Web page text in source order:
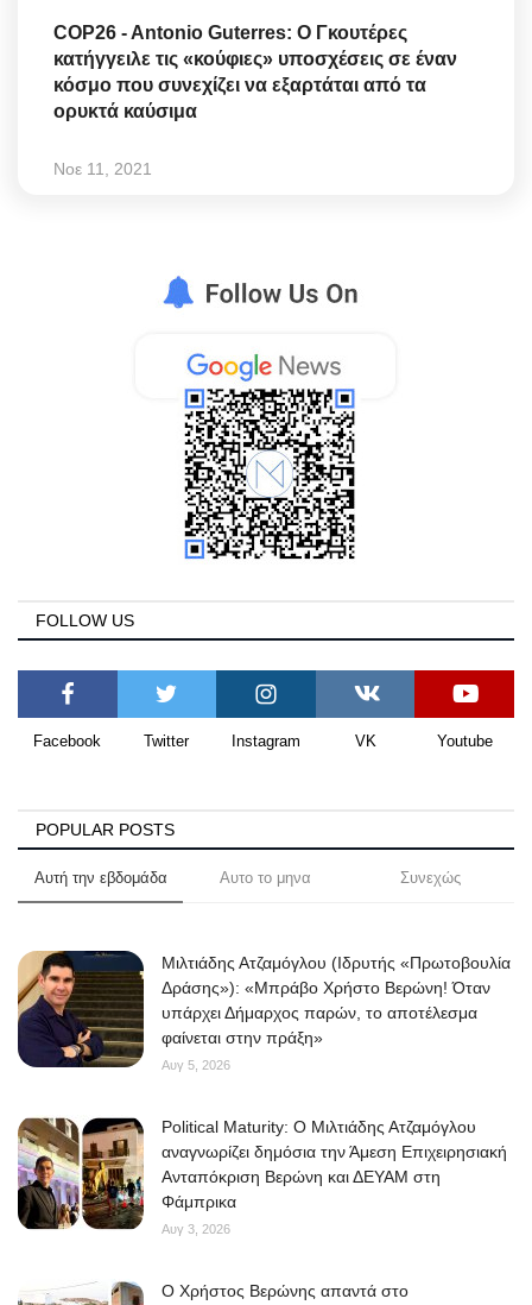
COP26 - Antonio Guterres: Ο Γκουτέρες
κατήγγειλε τις «κούφιες» υποσχέσεις σε έναν
κόσμο που συνεχίζει να εξαρτάται από τα
ορυκτά καύσιμα
Νοε 11, 2021
FOLLOW US
Facebook Twitter Instagram VK Youtube
POPULAR POSTS
Αυτή την εβδομάδα Αυτο το μηνα Συνεχώς
Μιλτιάδης Ατζαμόγλου (Ιδρυτής «Πρωτοβουλία
Δράσης»): «Μπράβο Χρήστο Βερώνη! Όταν
υπάρχει Δήμαρχος παρών, το αποτέλεσμα
φαίνεται στην πράξη»
Αυγ 5, 2026
Political Maturity: Ο Μιλτιάδης Ατζαμόγλου
αναγνωρίζει δημόσια την Άμεση Επιχειρησιακή
Ανταπόκριση Βερώνη και ΔΕΥΑΜ στη
Φάμπρικα
Αυγ 3, 2026
O Χρήστος Βερώνης απαντά στο